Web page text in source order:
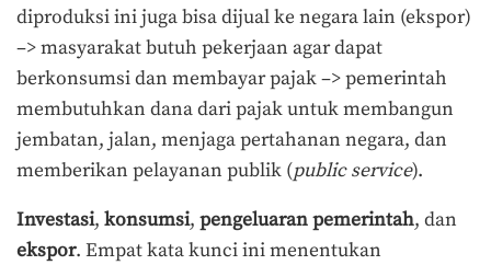
diproduksi ini juga bisa dijual ke negara lain (ekspor)
–> masyarakat butuh pekerjaan agar dapat
berkonsumsi dan membayar pajak –> pemerintah
membutuhkan dana dari pajak untuk membangun
jembatan, jalan, menjaga pertahanan negara, dan
memberikan pelayanan publik (public service).
Investasi, konsumsi, pengeluaranpemerintah, dan
ekspor. Empat kata kunci ini menentukan